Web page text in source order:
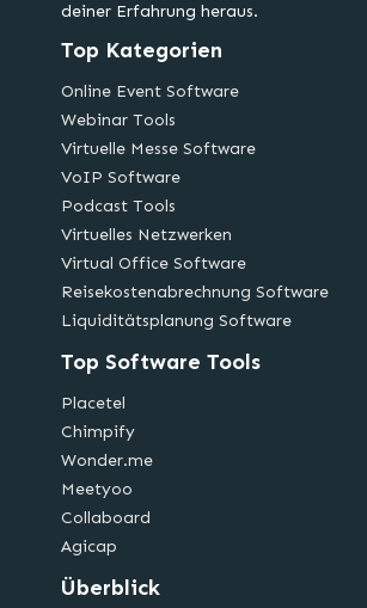
deiner Erfahrung heraus.
Top Kategorien
Online Event Software
Webinar Tools
Virtuelle Messe Software
VoIP Software
Podcast Tools
Virtuelles Netzwerken
Virtual Office Software
Reisekostenabrechnung Software
Liquiditätsplanung Software
Top Software Tools
Placetel
Chimpify
Wonder.me
Meetyoo
Collaboard
Agicap
Überblick